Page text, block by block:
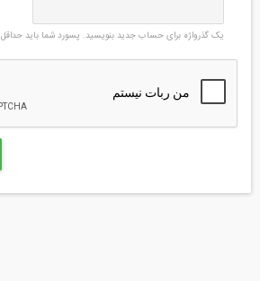
یک گذرواژه برای حساب جدید بنویسید. پسورد شما باید حداقل